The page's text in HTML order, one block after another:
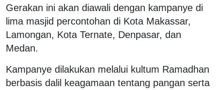
Gerakan ini akan diawali dengan kampanye di
lima masjid percontohan di Kota Makassar,
Lamongan, Kota Ternate, Denpasar, dan
Medan.
Kampanye dilakukan melalui kultum Ramadhan
berbasis dalil keagamaan tentang pangan serta